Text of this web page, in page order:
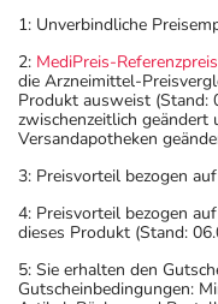
1: Unverbindliche
2: MediPreis-
die Arzneimittel-
Produkt ausweist (Stand:
zwischenzeitlich
Versandapotheken
3: Preisvorteil bezogen
4: Preisvorteil bezogen
dieses Produkt (Stand:
5: Sie erhalten den
Gutscheinbedingungen: